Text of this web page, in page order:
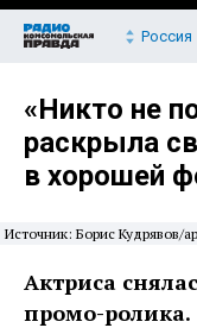
Россия
«Никто не
раскрыла
в хорошей
Источник: Борис Кудрявов/
Актриса
промо-ролика.